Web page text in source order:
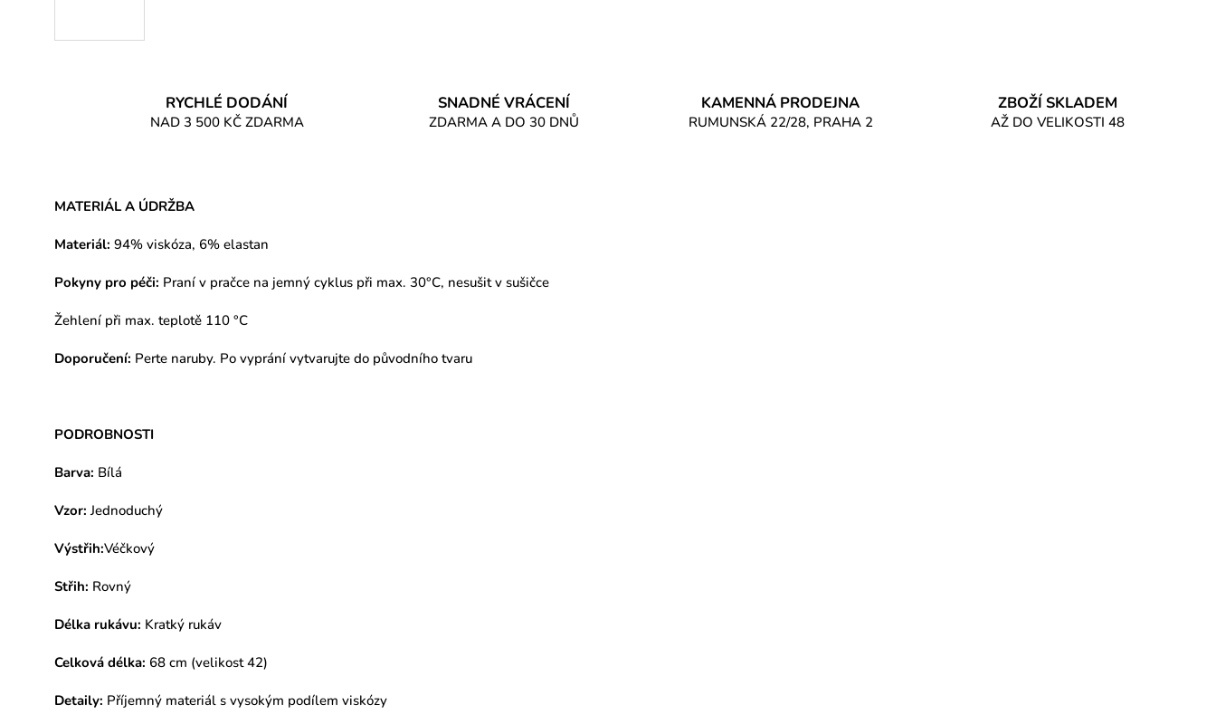
RYCHLÉ DODÁNÍ
NAD 3 500 KČ ZDARMA
SNADNÉ VRÁCENÍ
ZDARMA A DO 30 DNŮ
KAMENNÁ PRODEJNA
RUMUNSKÁ 22/28, PRAHA 2
ZBOŽÍ SKLADEM
AŽ DO VELIKOSTI 48
MATERIÁL A ÚDRŽBA
Materiál: 94% viskóza, 6% elastan
Pokyny pro péči: Praní v pračce na jemný cyklus při max. 30°C, nesušit v sušičce
Žehlení při max. teplotě 110 °C
Doporučení: Perte naruby. Po vyprání vytvarujte do původního tvaru
PODROBNOSTI
Barva: Bílá
Vzor: Jednoduchý
Výstřih:Véčkový
Střih: Rovný
Délka rukávu: Kratký rukáv
Celková délka: 68 cm (velikost 42)
Detaily: Příjemný materiál s vysokým podílem viskózy